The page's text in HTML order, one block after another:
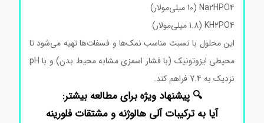
Na2HPO4 (10 میلی‌مولار)
KH2PO4 (1.8 میلی‌مولار)
این محلول با نسبت مناسب نمک‌ها و فسفات‌ها تهیه می‌شود تا
محیطی ایزوتونیک (با فشار اسمزی مشابه محیط بدن) و با pH
نزدیک به 7.4 فراهم کند.
🔍 پیشنهاد ویژه برای مطالعه بیشتر:
آیا به ترکیبات آلی هالوژنه و مشتقات فلورینه